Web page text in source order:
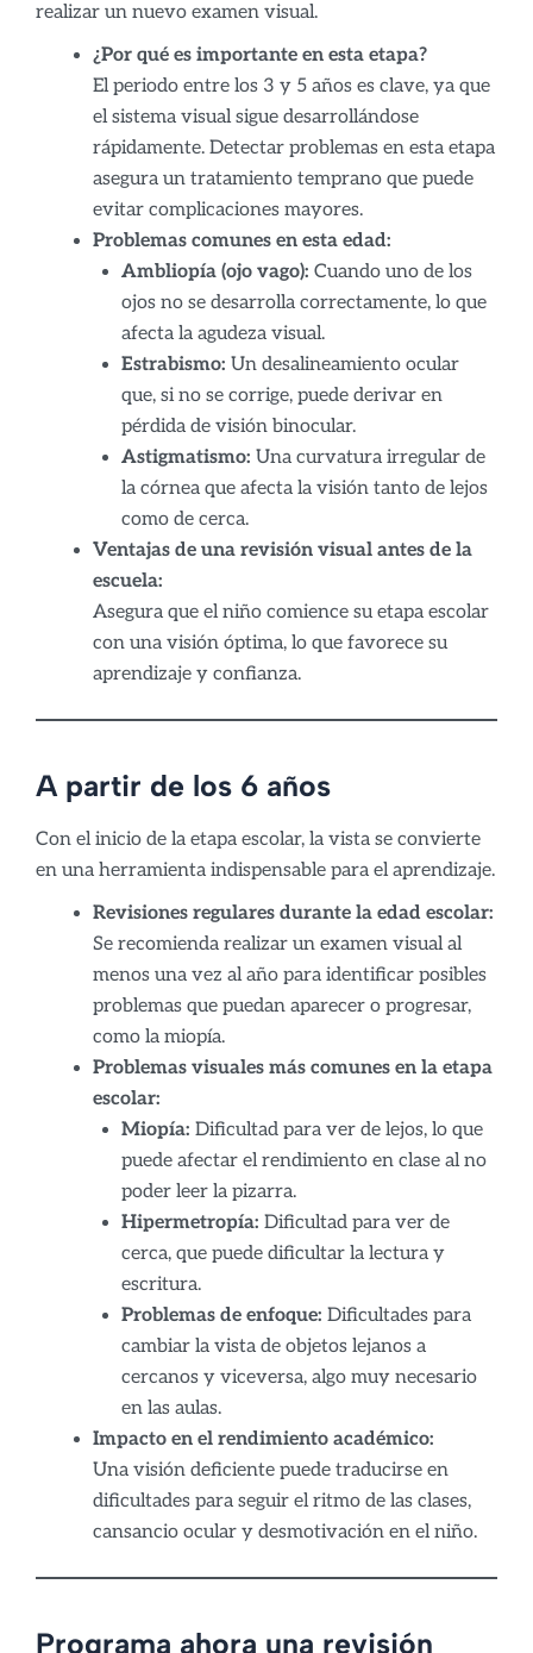
realizar un nuevo examen visual.
¿Por qué es importante en esta etapa?
El periodo entre los 3 y 5 años es clave, ya que
el sistema visual sigue desarrollándose
rápidamente. Detectar problemas en esta etapa
asegura un tratamiento temprano que puede
evitar complicaciones mayores.
Problemas comunes en esta edad:
Ambliopía (ojo vago): Cuando uno de los
ojos no se desarrolla correctamente, lo que
afecta la agudeza visual.
Estrabismo: Un desalineamiento ocular
que, si no se corrige, puede derivar en
pérdida de visión binocular.
Astigmatismo: Una curvatura irregular de
la córnea que afecta la visión tanto de lejos
como de cerca.
Ventajas de una revisión visual antes de la
escuela:
Asegura que el niño comience su etapa escolar
con una visión óptima, lo que favorece su
aprendizaje y confianza.
A partir de los 6 años
Con el inicio de la etapa escolar, la vista se convierte
en una herramienta indispensable para el aprendizaje.
Revisiones regulares durante la edad escolar:
Se recomienda realizar un examen visual al
menos una vez al año para identificar posibles
problemas que puedan aparecer o progresar,
como la miopía.
Problemas visuales más comunes en la etapa
escolar:
Miopía: Dificultad para ver de lejos, lo que
puede afectar el rendimiento en clase al no
poder leer la pizarra.
Hipermetropía: Dificultad para ver de
cerca, que puede dificultar la lectura y
escritura.
Problemas de enfoque: Dificultades para
cambiar la vista de objetos lejanos a
cercanos y viceversa, algo muy necesario
en las aulas.
Impacto en el rendimiento académico:
Una visión deficiente puede traducirse en
dificultades para seguir el ritmo de las clases,
cansancio ocular y desmotivación en el niño.
Programa ahora una revisión